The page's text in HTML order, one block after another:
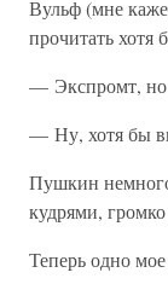
Вульф (мне
прочитать хотя
— Экспромт,
— Ну, хотя бы
Пушкин
кудрями,
Теперь одно